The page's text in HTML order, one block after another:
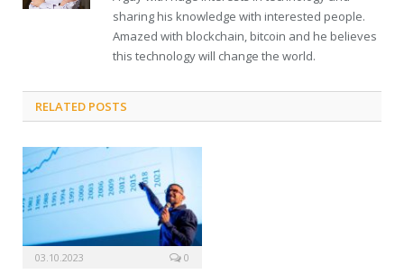
sharing his knowledge with interested people.
Amazed with blockchain, bitcoin and he believes
this technology will change the world.
RELATED POSTS
03.10.2023 0